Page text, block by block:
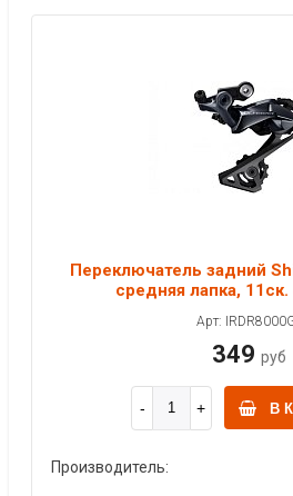
Переключатель задний
средняя лапка, 11ск.
Арт:
349 руб
В
Производитель: